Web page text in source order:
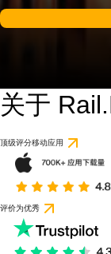
关于
顶级评分移动应用
评价为优秀